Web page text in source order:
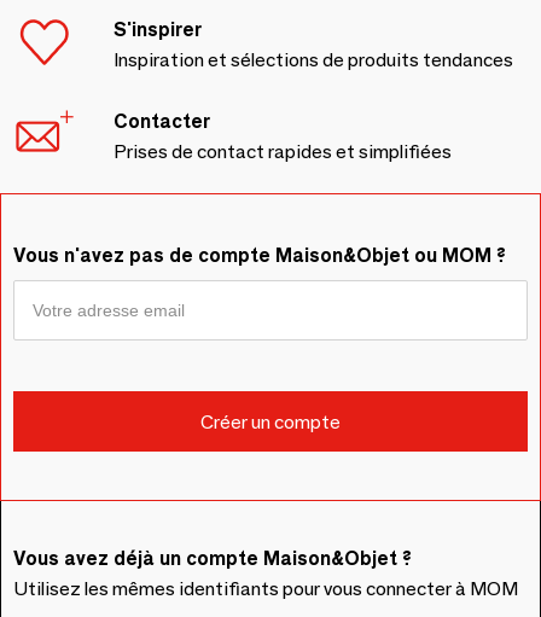
S'inspirer
Inspiration et sélections de produits tendances
Contacter
Prises de contact rapides et simplifiées
Vous n'avez pas de compte Maison&Objet ou MOM ?
Vous avez déjà un compte Maison&Objet ?
Utilisez les mêmes identifiants pour vous connecter à MOM